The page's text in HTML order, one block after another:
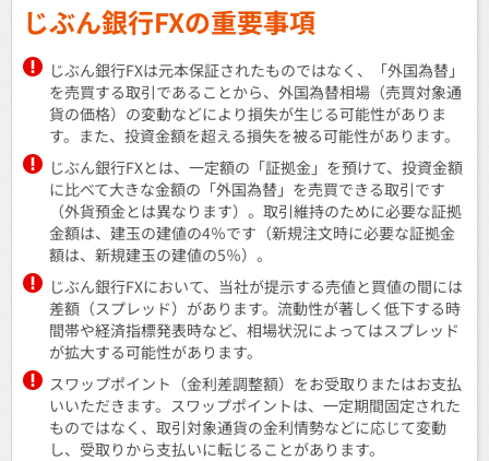
じぶん銀行FXの重要事項
じぶん銀行FXは元本保証されたものではなく、「外国為替」
を売買する取引であることから、外国為替相場（売買対象通
貨の価格）の変動などにより損失が生じる可能性がありま
す。また、投資金額を超える損失を被る可能性があります。
じぶん銀行FXとは、一定額の「証拠金」を預けて、投資金額
に比べて大きな金額の「外国為替」を売買できる取引です
（外貨預金とは異なります）。取引維持のために必要な証拠
金額は、建玉の建値の4％です（新規注文時に必要な証拠金
額は、新規建玉の建値の5％）。
じぶん銀行FXにおいて、当社が提示する売値と買値の間には
差額（スプレッド）があります。流動性が著しく低下する時
間帯や経済指標発表時など、相場状況によってはスプレッド
が拡大する可能性があります。
スワップポイント（金利差調整額）をお受取りまたはお支払
いいただきます。スワップポイントは、一定期間固定された
ものではなく、取引対象通貨の金利情勢などに応じて変動
し、受取りから支払いに転じることがあります。